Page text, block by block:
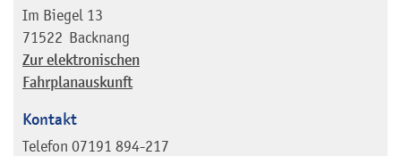
Im Biegel 13
71522 Backnang
Zur elektronischen
Fahrplanauskunft
Kontakt
Telefon 07191 894-217